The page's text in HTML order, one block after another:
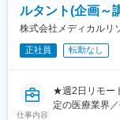
界平均を大き
す。
・ヘルスケア
30代）です。
変更の範囲：
案型の営業ス
可能です◎
【組織構成】
・東京と大阪
活動しておりま
異業界出身で
しやすい雰囲
ルタント(企画～
株式会社メディカルリ
正社員 転勤なし
仕事内容
★週2日リモー
定の医療業界